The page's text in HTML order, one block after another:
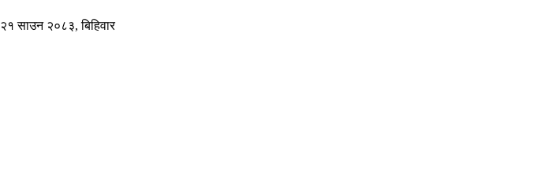
२१ साउन २०८३, बिहिवार